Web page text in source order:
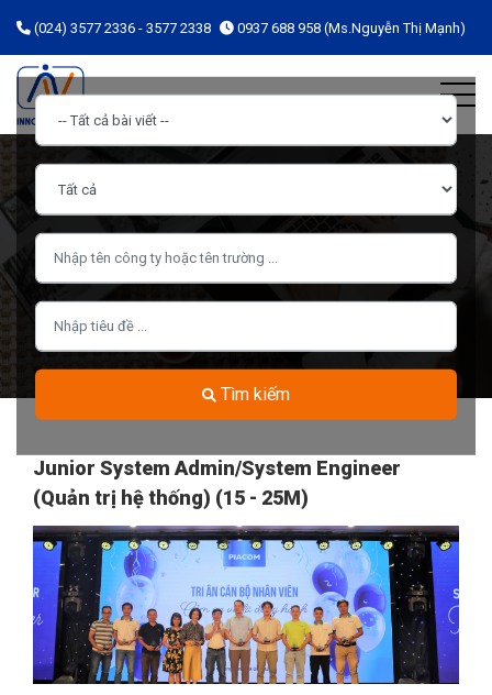
(024) 3577 2336 - 3577 2338 0937 688 958 (Ms.Nguyễn Thị Mạnh)
Tìm kiếm
Junior System Admin/System Engineer
(Quản trị hệ thống) (15 - 25M)